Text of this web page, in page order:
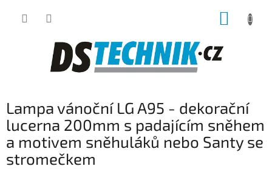
Lampa vánoční LG A95 - dekorační
lucerna 200mm s padajícím sněhem
a motivem sněhuláků nebo Santy se
stromečkem